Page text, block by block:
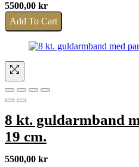
5500,00 kr
Add To Cart
8 kt. guldarmband
19 cm.
5500,00 kr